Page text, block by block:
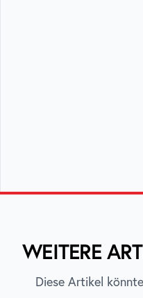
WEITERE
Diese Artikel